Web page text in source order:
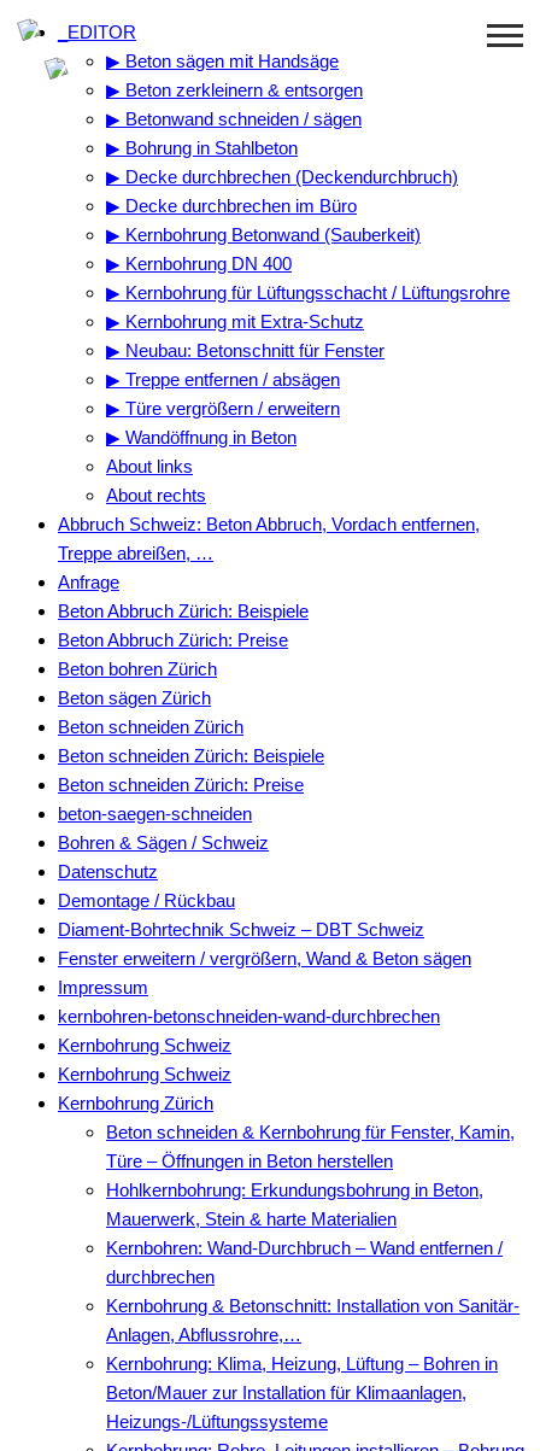
Zum
Inhalt
_EDITOR
▶ Beton sägen mit Handsäge
▶ Beton zerkleinern & entsorgen
▶ Betonwand schneiden / sägen
▶ Bohrung in Stahlbeton
▶ Decke durchbrechen (Deckendurchbruch)
▶ Decke durchbrechen im Büro
▶ Kernbohrung Betonwand (Sauberkeit)
▶ Kernbohrung DN 400
▶ Kernbohrung für Lüftungsschacht / Lüftungsrohre
▶ Kernbohrung mit Extra-Schutz
▶ Neubau: Betonschnitt für Fenster
▶ Treppe entfernen / absägen
▶ Türe vergrößern / erweitern
▶ Wandöffnung in Beton
About links
About rechts
Abbruch Schweiz: Beton Abbruch, Vordach entfernen,
Treppe abreißen, …
Anfrage
Beton Abbruch Zürich: Beispiele
Beton Abbruch Zürich: Preise
Beton bohren Zürich
Beton sägen Zürich
Beton schneiden Zürich
Beton schneiden Zürich: Beispiele
Beton schneiden Zürich: Preise
beton-saegen-schneiden
Bohren & Sägen / Schweiz
Datenschutz
Demontage / Rückbau
Diament-Bohrtechnik Schweiz – DBT Schweiz
Fenster erweitern / vergrößern, Wand & Beton sägen
Impressum
kernbohren-betonschneiden-wand-durchbrechen
Kernbohrung Schweiz
Kernbohrung Schweiz
Kernbohrung Zürich
Beton schneiden & Kernbohrung für Fenster, Kamin,
Türe – Öffnungen in Beton herstellen
Hohlkernbohrung: Erkundungsbohrung in Beton,
Mauerwerk, Stein & harte Materialien
Kernbohren: Wand-Durchbruch – Wand entfernen /
durchbrechen
Kernbohrung & Betonschnitt: Installation von Sanitär-
Anlagen, Abflussrohre,…
Kernbohrung: Klima, Heizung, Lüftung – Bohren in
Beton/Mauer zur Installation für Klimaanlagen,
Heizungs-/Lüftungssysteme